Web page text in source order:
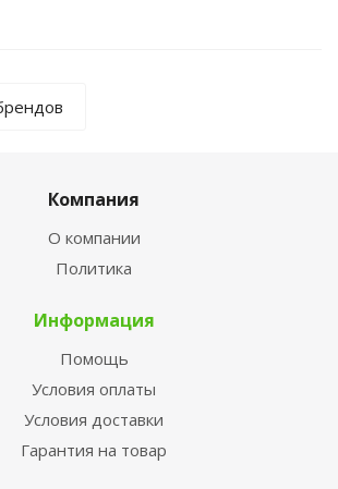
Компания
О компании
Политика
Информация
Помощь
Условия оплаты
Условия доставки
Гарантия на товар